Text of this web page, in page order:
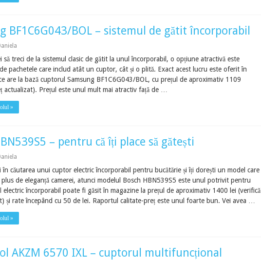
BF1C6G043/BOL – sistemul de gătit încorporabil
să treci de la sistemul clasic de gătit la unul încorporabil, o opțiune atractivă este
pachetele care includ atât un cuptor, cât și o plită. Exact acest lucru este oferit în
are la bază cuptorul Samsung BF1C6G043/BOL, cu prețul de aproximativ 1109
actualizat). Prețul este unul mult mai atractiv față de …
»
– pentru că îți place să gătești
în căutarea unui cuptor electric încorporabil pentru bucătărie și îți dorești un model care
plus de eleganță camerei, atunci modelul Bosch HBN539S5 este unul potrivit pentru
încorporabil poate fi găsit în magazine la prețul de aproximativ 1400 lei (verifică
și rate începând cu 50 de lei. Raportul calitate-preț este unul foarte bun. Vei avea …
»
AKZM 6570 IXL – cuptorul multifuncțional